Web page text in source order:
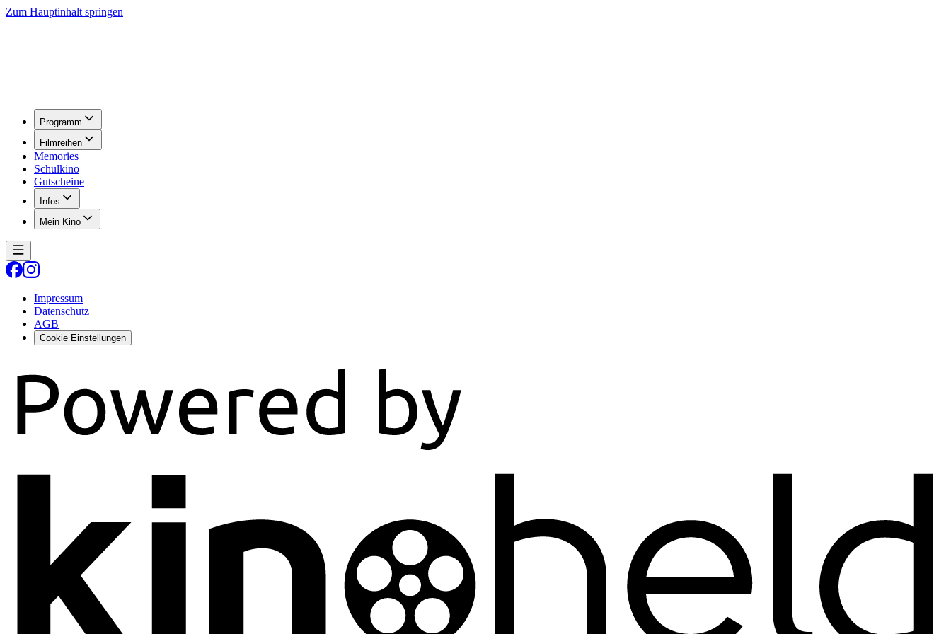
Zum Hauptinhalt springen
Programm
Filmreihen
Memories
Schulkino
Gutscheine
Infos
Mein Kino
Impressum
Datenschutz
AGB
Cookie Einstellungen